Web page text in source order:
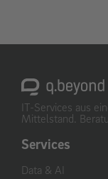
IT-Services aus
Mittelstand.
Services
Data & AI